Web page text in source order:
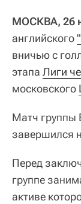
МОСКВА, 26
английского
вничью с
этапа Лиги
московского
Матч группы
завершился
Перед
группе
активе